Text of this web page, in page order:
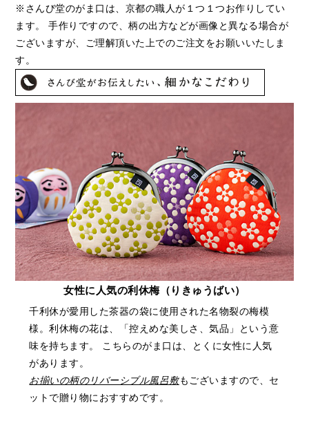
※さんび堂のがま口は、京都の職人が１つ１つお作りしてい
ます。 手作りですので、柄の出方などが画像と異なる場合が
ございますが、ご理解頂いた上でのご注文をお願いいたしま
す。
女性に人気の利休梅（りきゅうばい）
千利休が愛用した茶器の袋に使用された名物裂の梅模
様。利休梅の花は、「控えめな美しさ、気品」という意
味を持ちます。 こちらのがま口は、とくに女性に人気
があります。
お揃いの柄のリバーシブル風呂敷もございますので、セ
ットで贈り物におすすめです。